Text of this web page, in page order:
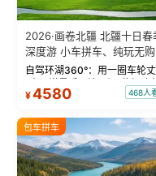
2026·画卷北疆 北疆十日春
深度游 小车拼车、纯玩无购
物！
自驾环湖360°：用一圈车轮
“大西洋最后一滴眼泪”的极致
蓝。 赛湖旅拍：甄选多款风
绝美瞬间。 赛湖坦克300跟
频：专业摄影师...
¥4580 468人
包车拼车